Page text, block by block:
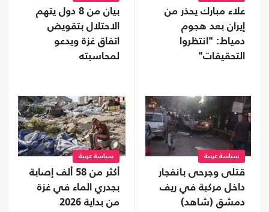
علاء مبارك يحذر من
إيران بعد هجوم
دمياط: "انتظروا
التحقيقات"
بيان من 8 دول يتهم
الاحتلال بتقويض
اتفاق غزة ويدعو
لمحاسبته
سياسة عربية
قتلى وجرحى بانفجار
داخل مركبة في ريف
دمشق (شاهد)
سياسة عربية
أكثر من 58 ألف إصابة
بجدري الماء في غزة
من بداية 2026